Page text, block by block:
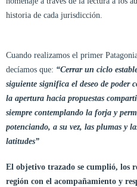
historia de cada jurisdicción.
Cuando realizamos el primer
decíamos que: “Cerrar un ciclo
siguiente significa el deseo de poder
la apertura hacia propuestas
siempre contemplando la forja y
potenciando, a su vez, las plumas y
latitudes”
El objetivo trazado se cumplió, los
región con el acompañamiento y